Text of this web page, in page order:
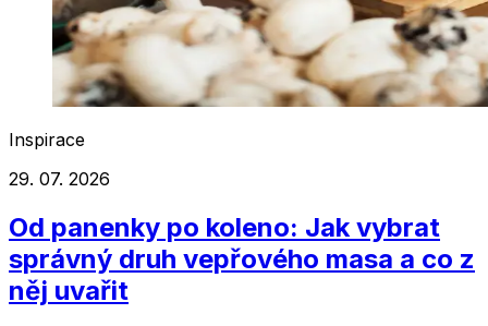
Inspirace
29. 07. 2026
Od panenky po koleno: Jak vybrat
správný druh vepřového masa a co z
něj uvařit